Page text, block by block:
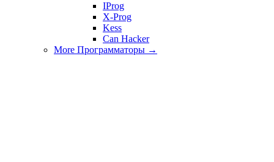
IProg
X-Prog
Kess
Can Hacker
More Программаторы →